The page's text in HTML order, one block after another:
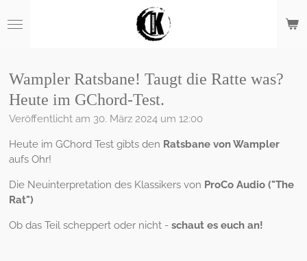
Hauptinhalt
Wampler Ratsbane! Taugt die Ratte was?
Heute im GChord-Test.
Veröffentlicht am 30. März 2024 um 12:00
Heute im GChord Test gibts den Ratsbane von Wampler
aufs Ohr!
Die Neuinterpretation des Klassikers von ProCo Audio ("The
Rat")
Ob das Teil scheppert oder nicht - schaut es euch an!